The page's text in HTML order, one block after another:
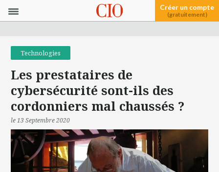
Créer un compte
(gratuitement)
Technologies
Les prestataires de
cybersécurité sont-ils des
cordonniers mal chaussés ?
le 13 Septembre 2020